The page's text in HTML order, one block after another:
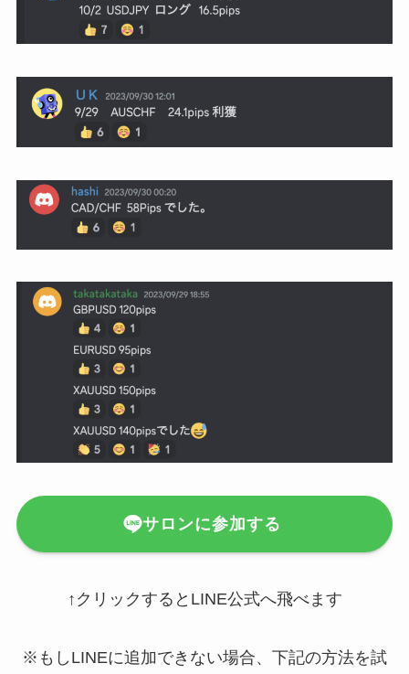
サロンに参加する
↑クリックするとLINE公式へ飛べます
※もしLINEに追加できない場合、下記の方法を試